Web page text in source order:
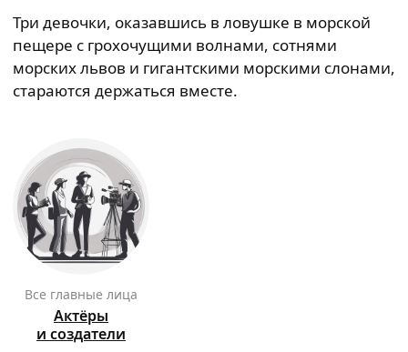
Три девочки, оказавшись в ловушке в морской
пещере с грохочущими волнами, сотнями
морских львов и гигантскими морскими слонами,
стараются держаться вместе.
Все главные лица
Актёры
и создатели